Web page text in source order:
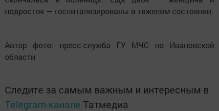
подросток — госпитализированы в тяжелом состоянии.
Автор фото: пресс-служба ГУ МЧС по Ивановской
области
Следите за самым важным и интересным в
Telegram-канале Татмедиа